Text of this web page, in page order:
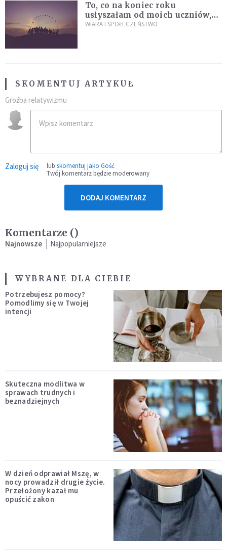
To, co na koniec roku
usłyszałam od moich uczniów,
idealnie tłumaczy nową
WIARA I SPOŁECZEŃSTWO
SKOMENTUJ ARTYKUŁ
Groźba relatywizmu
Zaloguj się lub skomentuj jako Gość
Twój komentarz będzie moderowany
DODAJ KOMENTARZ
Komentarze ()
Najnowsze Najpopularniejsze
WYBRANE DLA CIEBIE
Potrzebujesz pomocy?
Pomodlimy się w Twojej
intencji
Skuteczna modlitwa w
sprawach trudnych i
beznadziejnych
W dzień odprawiał Mszę, w
nocy prowadził drugie życie.
Przełożony kazał mu
opuścić zakon